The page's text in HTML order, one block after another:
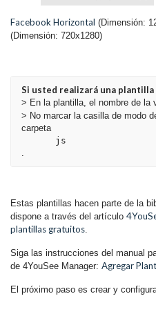
Facebook Horizontal
(Dimensión: 720x1280)
Si usted realizará una
> En la plantilla, el nombre de la
> No marcar la casilla de modo
carpeta
js
.
Estas plantillas hacen parte de la
dispone a través del artículo
plantillas gratuitos.
Siga las instrucciones del manual
de 4YouSee Manager: Agregar
El próximo paso es crear y